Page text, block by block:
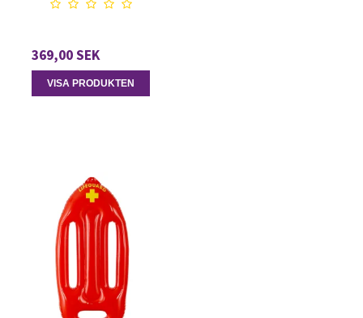
369,00 SEK
VISA PRODUKTEN